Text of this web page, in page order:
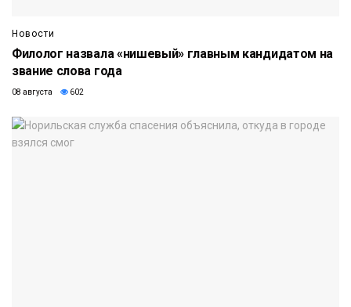
Новости
Филолог назвала «нишевый» главным кандидатом на
звание слова года
08 августа 602